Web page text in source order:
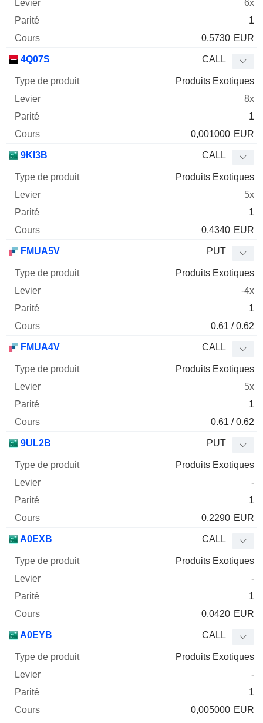
6x
1
0,5730 EUR
4Q07S CALL
Produits Exotiques
8x
1
0,001000 EUR
9KI3B CALL
Produits Exotiques
5x
1
0,4340 EUR
FMUA5V PUT
Produits Exotiques
-4x
1
0.61 / 0.62
FMUA4V CALL
Produits Exotiques
5x
1
0.61 / 0.62
9UL2B PUT
Produits Exotiques
-
1
0,2290 EUR
A0EXB CALL
Produits Exotiques
-
1
0,0420 EUR
A0EYB CALL
Produits Exotiques
-
1
0,005000 EUR